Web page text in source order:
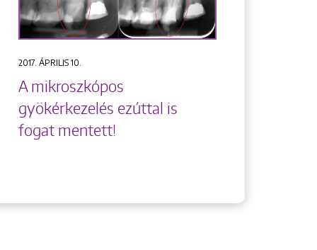
2017. ÁPRILIS 10.
A mikroszkópos
gyökérkezelés ezúttal is
fogat mentett!